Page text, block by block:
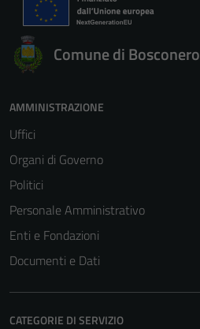
Comune di Bosconero
AMMINISTRAZIONE
Uffici
Organi di Governo
Politici
Personale Amministrativo
Enti e Fondazioni
Documenti e Dati
CATEGORIE DI SERVIZIO